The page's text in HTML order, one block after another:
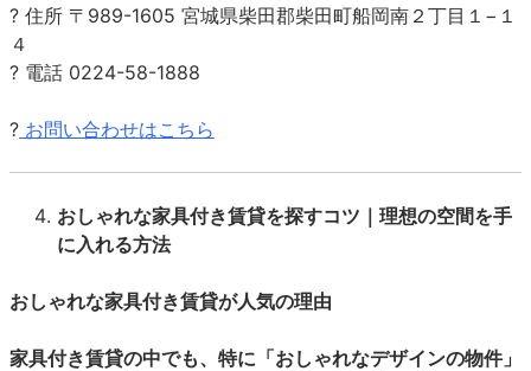
? 住所 〒989-1605 宮城県柴田郡柴田町船岡南２丁目１−１
４
? 電話 0224-58-1888
? お問い合わせはこちら
おしゃれな家具付き賃貸を探すコツ｜理想の空間を手
に入れる方法
おしゃれな家具付き賃貸が人気の理由
家具付き賃貸の中でも、特に「おしゃれなデザインの物件」